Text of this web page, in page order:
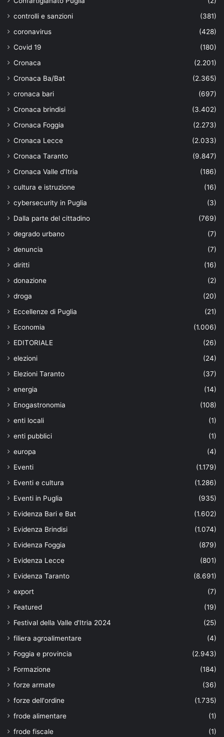
controlli e sanzioni
(381)
coronavirus
(428)
Covid 19
(180)
Cronaca
(2.201)
Cronaca Ba/Bat
(2.365)
cronaca bari
(697)
Cronaca brindisi
(3.402)
Cronaca Foggia
(2.273)
Cronaca Lecce
(2.033)
Cronaca Taranto
(9.847)
Cronaca Valle d'Itria
(186)
cultura e istruzione
(16)
cybersecurity in Puglia
(3)
Dalla parte del cittadino
(769)
degrado urbano
(7)
denuncia
(7)
diritti
(16)
donazione
(2)
droga
(20)
Eccellenze di Puglia
(21)
Economia
(1.006)
EDITORIALE
(26)
elezioni
(24)
Elezioni Taranto
(37)
energia
(14)
Enogastronomia
(108)
enti locali
(1)
enti pubblici
(1)
europa
(4)
Eventi
(1.179)
Eventi e cultura
(1.286)
Eventi in Puglia
(935)
Evidenza Bari e Bat
(1.602)
Evidenza Brindisi
(1.074)
Evidenza Foggia
(879)
Evidenza Lecce
(801)
Evidenza Taranto
(8.691)
export
(7)
Featured
(19)
Festival della Valle d'Itria 2024
(25)
filiera agroalimentare
(4)
Foggia e provincia
(2.943)
Formazione
(184)
forze armate
(36)
forze dell'ordine
(1.735)
frode alimentare
(1)
frode fiscale
(1)